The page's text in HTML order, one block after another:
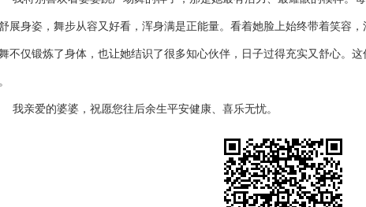
展身姿，舞步从容又好看，浑身满是正能量。看着她脸上始终带着笑容
不仅锻炼了身体，也让她结识了很多知心伙伴，日子过得充实又舒心。
亲爱的婆婆，祝愿您往后余生平安健康、喜乐无忧。